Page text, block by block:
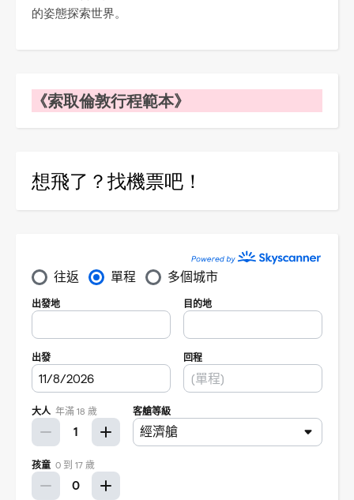
的姿態探索世界。
《索取倫敦行程範本》
想飛了？找機票吧！